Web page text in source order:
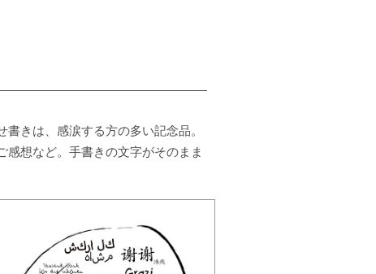
きは、感涙する方の多い記念品。
想など。手書きの文字がそのまま